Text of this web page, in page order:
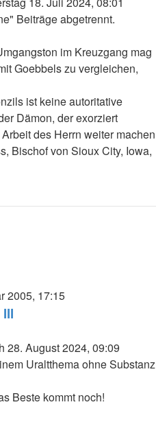
Beiträge abgetrennt.
im Kreuzgang mag
Goebbels zu vergleichen,
ist keine autoritative
Dämon, der exorziert
des Herrn weiter machen
Bischof von Sioux City, Iowa,
2005, 17:15
28. August 2024, 09:09
Uraltthema ohne Substanz
Beste kommt noch!